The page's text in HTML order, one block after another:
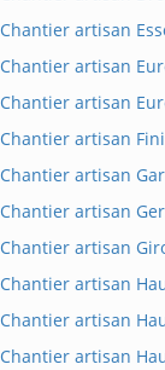
Chantier artisan
Chantier artisan
Chantier artisan
Chantier artisan
Chantier artisan
Chantier artisan
Chantier artisan
Chantier artisan
Chantier artisan
Chantier artisan